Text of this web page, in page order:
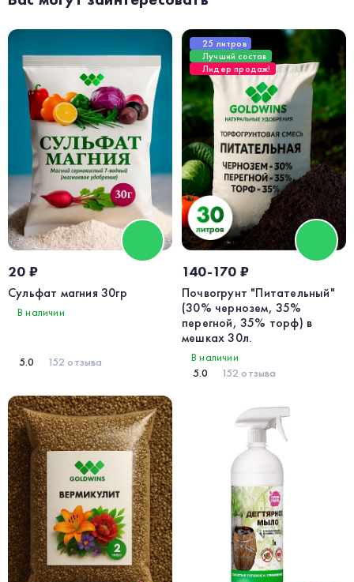
20 ₽
Сульфат магния 30гр
В наличии
5.0 152 отзыва
25 литров
Лучший состав
Лидер продаж!
140-170 ₽
Почвогрунт "Питательный"
(30% чернозем, 35%
перегной, 35% торф) в
мешках 30л.
В наличии
5.0
152 отзыва